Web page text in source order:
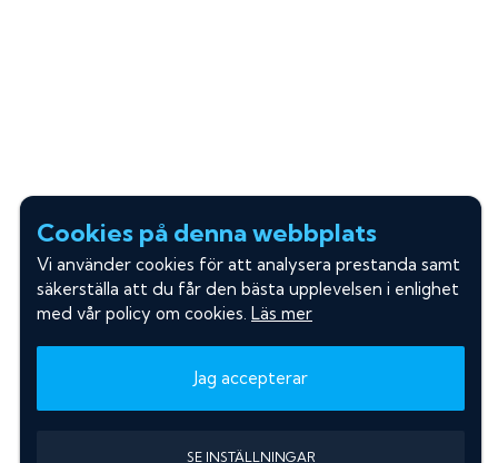
Cookies på denna webbplats
Vi använder cookies för att analysera prestanda samt
säkerställa att du får den bästa upplevelsen i enlighet
med vår policy om cookies. Läs mer
Jag accepterar
SE INSTÄLLNINGAR